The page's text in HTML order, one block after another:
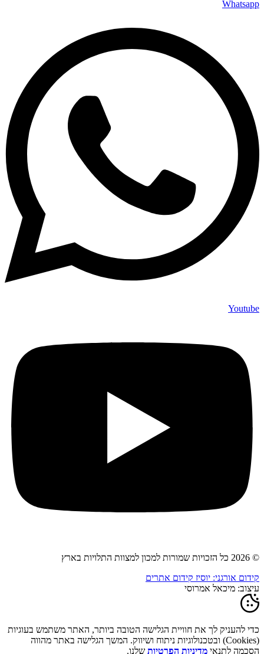
Whatsapp
Youtube
© 2026 כל הזכויות שמורות למכון למצוות התלויות בארץ
קידום אורגני: יוסיז קידום אתרים
עיצוב: מיכאל אמרוסי
כדי להעניק לך את חוויית הגלישה הטובה ביותר, האתר משתמש בעוגיות
(Cookies) ובטכנולוגיות ניתוח ושיווק. המשך הגלישה באתר מהווה
הסכמה לתנאי מדיניות הפרטיות שלנו.